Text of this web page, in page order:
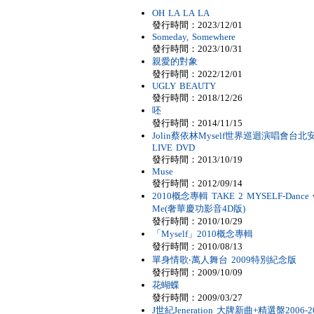
OH LA LA LA
發行時間：2023/12/01
Someday, Somewhere
發行時間：2023/10/31
親愛的對象
發行時間：2022/12/01
UGLY BEAUTY
發行時間：2018/12/26
呸
發行時間：2014/11/15
Jolin蔡依林Myself世界巡迴演唱會台北
LIVE DVD
發行時間：2013/10/19
Muse
發行時間：2012/09/14
2010概念專輯 TAKE 2 MYSELF-Dance
Me(奢華慶功影音4D版)
發行時間：2010/10/29
「Myself」2010概念專輯
發行時間：2010/08/13
單身情歌‧萬人舞台 2009特別紀念版
發行時間：2009/10/09
花蝴蝶
發行時間：2009/03/27
J世紀Jeneration 大牌新曲+精選盤2006-